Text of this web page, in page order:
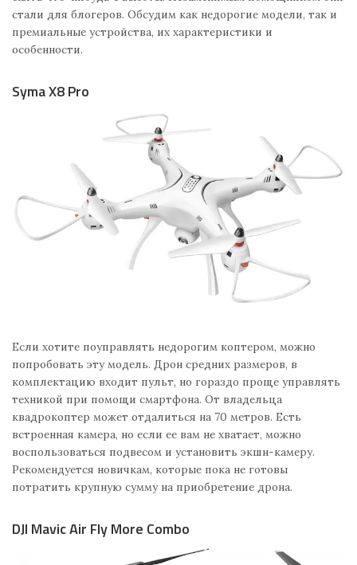
стали для блогеров. Обсудим как недорогие модели, так и
премиальные устройства, их характеристики и
особенности.
Syma X8 Pro
Если хотите поуправлять недорогим коптером, можно
попробовать эту модель. Дрон средних размеров, в
комплектацию входит пульт, но гораздо проще управлять
техникой при помощи смартфона. От владельца
квадрокоптер может отдалиться на 70 метров. Есть
встроенная камера, но если ее вам не хватает, можно
воспользоваться подвесом и установить экшн-камеру.
Рекомендуется новичкам, которые пока не готовы
потратить крупную сумму на приобретение дрона.
DJI Mavic Air Fly More Combo